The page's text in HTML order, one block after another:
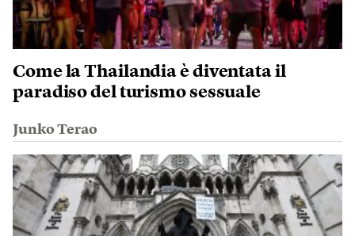
Come la Thailandia è diventata il
paradiso del turismo sessuale
Junko Terao